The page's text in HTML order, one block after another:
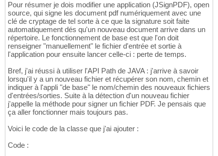
Pour résumer je dois modifier une application (JSignPDF), open
source, qui signe les document pdf numériquement avec une
clé de cryptage de tel sorte à ce que la signature soit faite
automatiquement dés qu'un nouveau document arrive dans un
répertoire. Le fonctionnement de base est que l'on doit
renseigner "manuellement" le fichier d'entrée et sortie à
l'application pour ensuite lancer celle-ci : perte de temps.
Bref, j'ai réussi à utiliser l'API Path de JAVA : j'arrive à savoir
lorsqu'il y a un nouveau fichier et récupérer son nom, chemin et
indiquer à l'appli "de base" le nom/chemin des nouveaux fichiers
d'entrées/sorties. Suite à la détection d'un nouveau fichier
j'appelle la méthode pour signer un fichier PDF. Je pensais que
ça aller fonctionner mais toujours pas.
Voici le code de la classe que j'ai ajouter :
Code :